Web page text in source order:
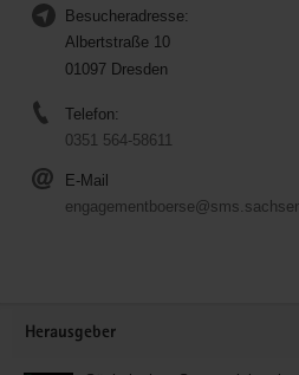
Besucheradresse:
Albertstraße 10
01097 Dresden
Telefon:
0351 564-58611
E-Mail
Herausgeber